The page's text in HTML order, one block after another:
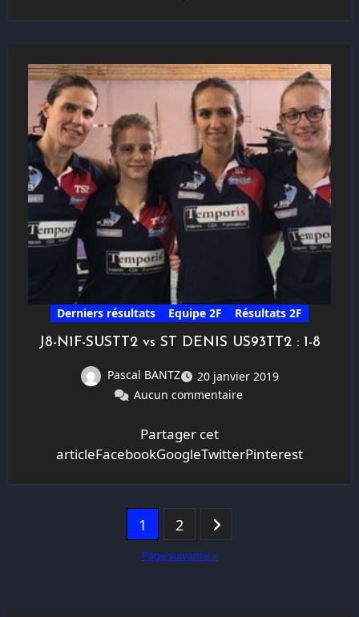
Derniers résultats Equipe 2F Résultats 2F
J8-N1F-SUSTT2 vs ST DENIS US93TT2 : 1-8
Pascal BANTZ
20 janvier 2019
Aucun commentaire
Partager cet
articleFacebookGoogleTwitterPinterest
1 2
Page suivante »